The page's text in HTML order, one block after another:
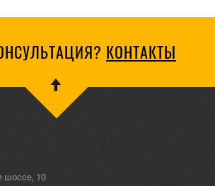
КОНТАКТЫ
шоссе, 10